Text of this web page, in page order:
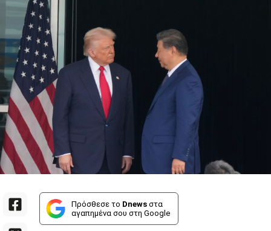
Πρόσθεσε το Dnews στα
αγαπημένα σου στη Google